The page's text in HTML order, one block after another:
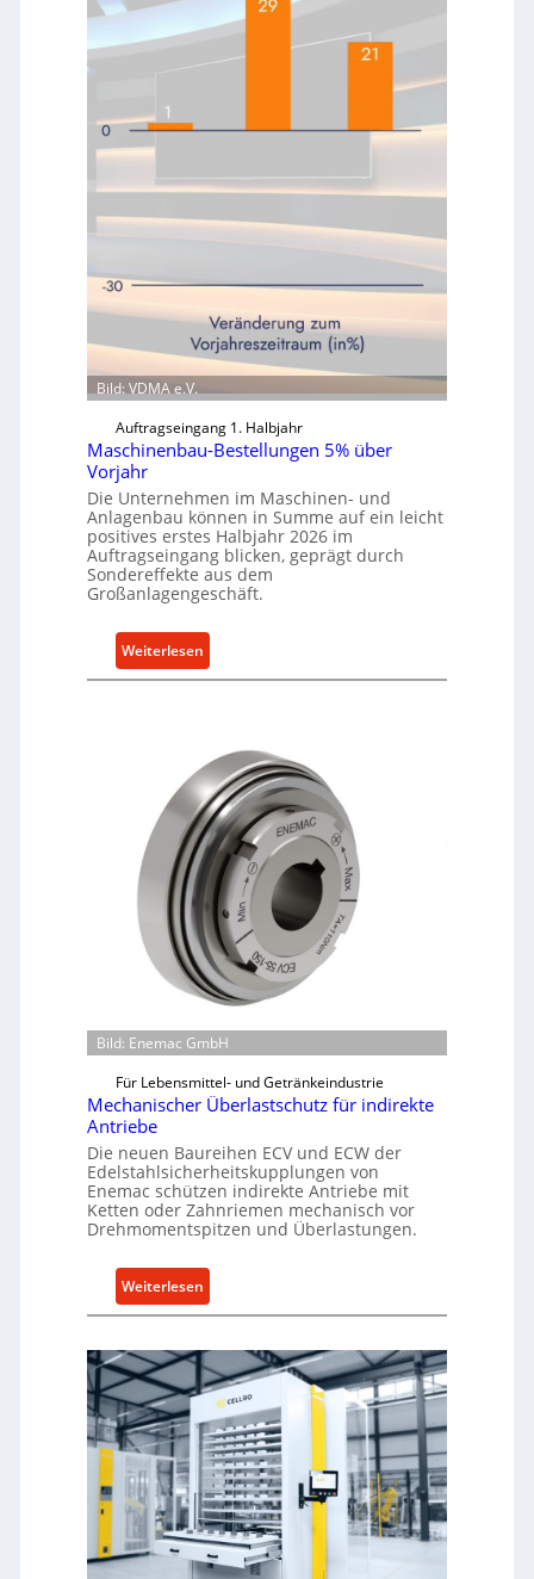
Bild: VDMA e.V.
Auftragseingang 1. Halbjahr
Maschinenbau-Bestellungen 5% über
Vorjahr
Die Unternehmen im Maschinen- und
Anlagenbau können in Summe auf ein leicht
positives erstes Halbjahr 2026 im
Auftragseingang blicken, geprägt durch
Sondereffekte aus dem
Großanlagengeschäft.
Weiterlesen
M
h
i
n
e
n
b
a
u
-
B
s
t
e
l
u
n
g
n
5
ü
b
e
r
V
o
r
j
a
Bild: Enemac GmbH
Für Lebensmittel- und Getränkeindustrie
Mechanischer Überlastschutz für indirekte
Antriebe
Die neuen Baureihen ECV und ECW der
Edelstahlsicherheitskupplungen von
Enemac schützen indirekte Antriebe mit
Ketten oder Zahnriemen mechanisch vor
Drehmomentspitzen und Überlastungen.
Weiterlesen
M
c
h
n
i
s
c
h
e